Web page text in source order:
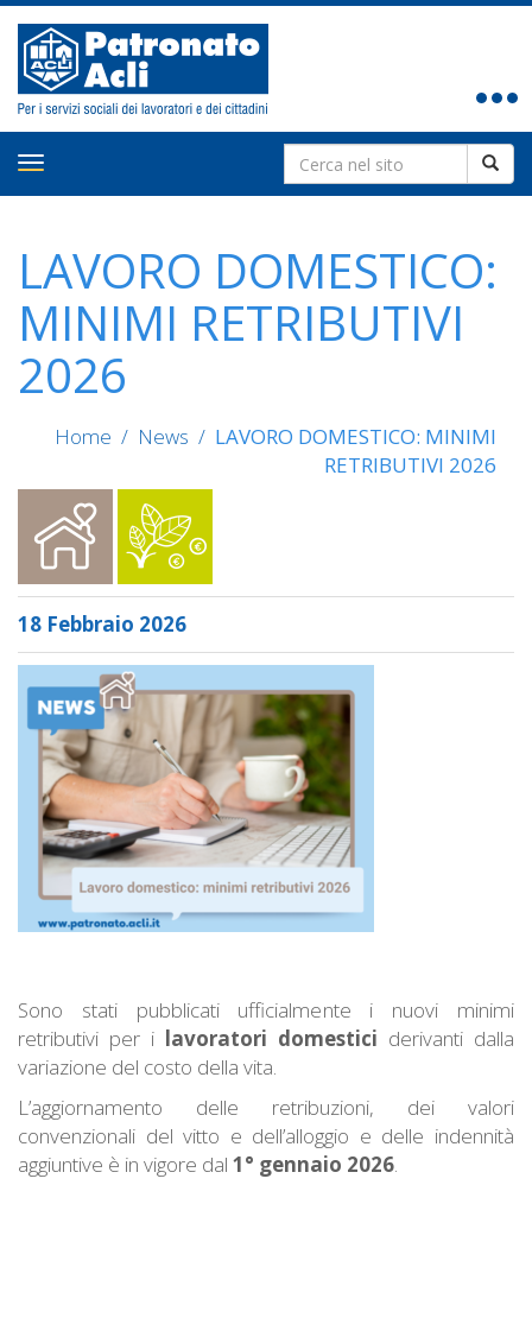
Toggle
Toggle
Search
for:
LAVORO DOMESTICO:
MINIMI RETRIBUTIVI
2026
Home / News / LAVORO DOMESTICO: MINIMI
RETRIBUTIVI 2026
18 Febbraio 2026
Sono stati pubblicati ufficialmente i nuovi minimi
retributivi per i lavoratori domestici derivanti dalla
variazione del costo della vita.
L’aggiornamento delle retribuzioni, dei valori
convenzionali del vitto e dell’alloggio e delle indennità
aggiuntive è in vigore dal 1° gennaio 2026.